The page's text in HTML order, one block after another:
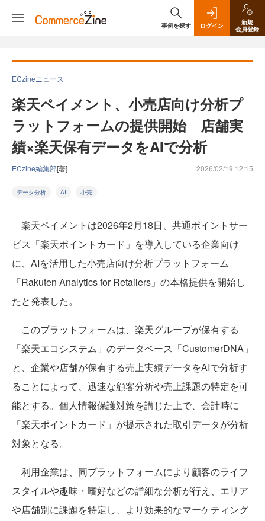
事例を探す ログイン
新規
会員登録
ECzineニュース
楽天ペイメント、小売店向け分析プ
ラットフォームの提供開始 店舗実
績×楽天保有データをAIで分析
ECzine編集部[著] 2026/02/19 12:15
データ分析 AI 小売
楽天ペイメントは2026年2月18日、共通ポイントサー
ビス「楽天ポイントカード」を導入している企業向け
に、AIを活用した小売店向け分析プラットフォーム
「Rakuten Analytics for Retailers」の本格提供を開始し
たと発表した。
このプラットフォームは、楽天グループが保有する
「楽天エコシステム」のデータベース「CustomerDNA」
と、企業や店舗が保有する売上実績データをAIで分析す
ることによって、迅速な顧客分析や売上課題の特定を可
能とする。個人情報保護対策を講じた上で、会計時に
「楽天ポイントカード」が提示された取引データが分析
対象となる。
利用企業は、同プラットフォームにより顧客のライフ
スタイルや趣味・嗜好などの詳細な分析が行え、エリア
や店舗別に課題を特定し、より効果的なマーケティング